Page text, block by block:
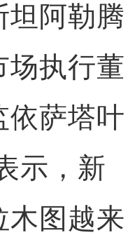
阿勒腾
场执行董
依萨塔叶
示，新
木图越来